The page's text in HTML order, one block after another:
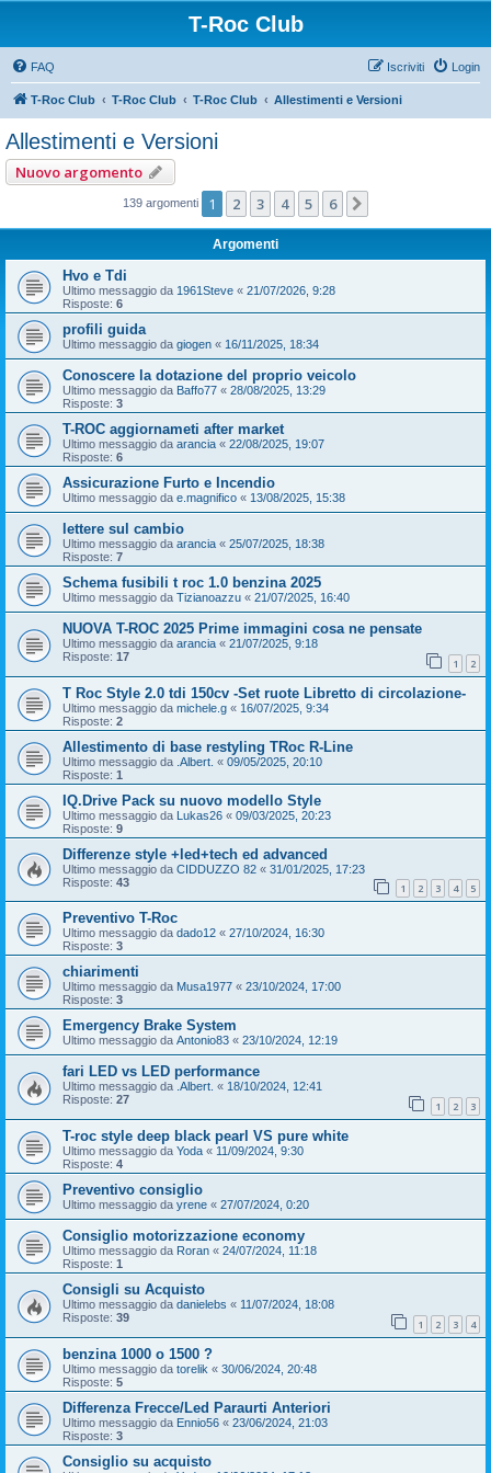
T-Roc Club
FAQ Login
Iscriviti
T-Roc Club T-Roc Club T-Roc Club Allestimenti e Versioni
Allestimenti e Versioni
Nuovo argomento
139 argomenti 1 2 3 4 5 6
Argomenti
Hvo e Tdi
Ultimo messaggio da 1961Steve « 21/07/2026, 9:28
Risposte: 6
profili guida
Ultimo messaggio da giogen « 16/11/2025, 18:34
Conoscere la dotazione del proprio veicolo
Ultimo messaggio da Baffo77 « 28/08/2025, 13:29
Risposte: 3
T-ROC aggiornameti after market
Ultimo messaggio da arancia « 22/08/2025, 19:07
Risposte: 6
Assicurazione Furto e Incendio
Ultimo messaggio da e.magnifico « 13/08/2025, 15:38
lettere sul cambio
Ultimo messaggio da arancia « 25/07/2025, 18:38
Risposte: 7
Schema fusibili t roc 1.0 benzina 2025
Ultimo messaggio da Tizianoazzu « 21/07/2025, 16:40
NUOVA T-ROC 2025 Prime immagini cosa ne pensate
Ultimo messaggio da arancia « 21/07/2025, 9:18
Risposte: 17 1 2
T Roc Style 2.0 tdi 150cv -Set ruote Libretto di circolazione-
Ultimo messaggio da michele.g « 16/07/2025, 9:34
Risposte: 2
Allestimento di base restyling TRoc R-Line
Ultimo messaggio da .Albert. « 09/05/2025, 20:10
Risposte: 1
IQ.Drive Pack su nuovo modello Style
Ultimo messaggio da Lukas26 « 09/03/2025, 20:23
Risposte: 9
Differenze style +led+tech ed advanced
Ultimo messaggio da CIDDUZZO 82 « 31/01/2025, 17:23
Risposte: 43 1 2 3 4 5
Preventivo T-Roc
Ultimo messaggio da dado12 « 27/10/2024, 16:30
Risposte: 3
chiarimenti
Ultimo messaggio da Musa1977 « 23/10/2024, 17:00
Risposte: 3
Emergency Brake System
Ultimo messaggio da Antonio83 « 23/10/2024, 12:19
fari LED vs LED performance
Ultimo messaggio da .Albert. « 18/10/2024, 12:41
Risposte: 27 1 2 3
T-roc style deep black pearl VS pure white
Ultimo messaggio da Yoda « 11/09/2024, 9:30
Risposte: 4
Preventivo consiglio
Ultimo messaggio da yrene « 27/07/2024, 0:20
Consiglio motorizzazione economy
Ultimo messaggio da Roran « 24/07/2024, 11:18
Risposte: 1
Consigli su Acquisto
Ultimo messaggio da danielebs « 11/07/2024, 18:08
Risposte: 39 1 2 3 4
benzina 1000 o 1500 ?
Ultimo messaggio da torelik « 30/06/2024, 20:48
Risposte: 5
Differenza Frecce/Led Paraurti Anteriori
Ultimo messaggio da Ennio56 « 23/06/2024, 21:03
Risposte: 3
Consiglio su acquisto